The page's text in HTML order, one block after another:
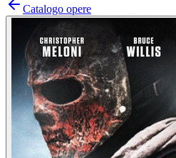
Catalogo opere